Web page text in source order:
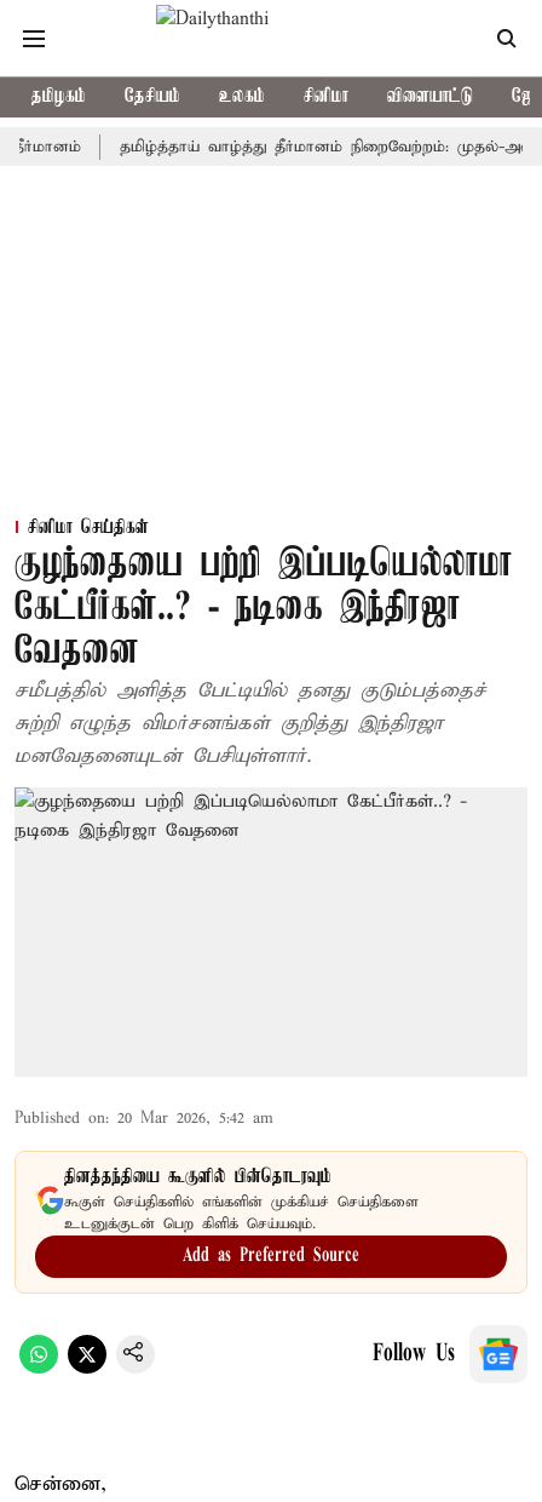
தமிழகம் தேசியம் உலகம் சினிமா விளையாட்டு
தமிழ்த்தாய் வாழ்த்து தீர்மானம் நிறைவேற்றம்: முதல்-அமைச்சர்
சினிமா செய்திகள்
குழந்தையை பற்றி இப்படியெல்லாமா
கேட்பீர்கள்..? - நடிகை இந்திரஜா
வேதனை
சமீபத்தில் அளித்த பேட்டியில் தனது குடும்பத்தைச்
சுற்றி எழுந்த விமர்சனங்கள் குறித்து இந்திரஜா
மனவேதனையுடன் பேசியுள்ளார்.
Published on: 20 Mar 2026, 5:42 am
தினத்தந்தியை கூகுளில் பின்தொடரவும்
கூகுள் செய்திகளில் எங்களின் முக்கியச் செய்திகளை
உடனுக்குடன் பெற கிளிக் செய்யவும்.
Add as Preferred Source
Follow Us
சென்னை,